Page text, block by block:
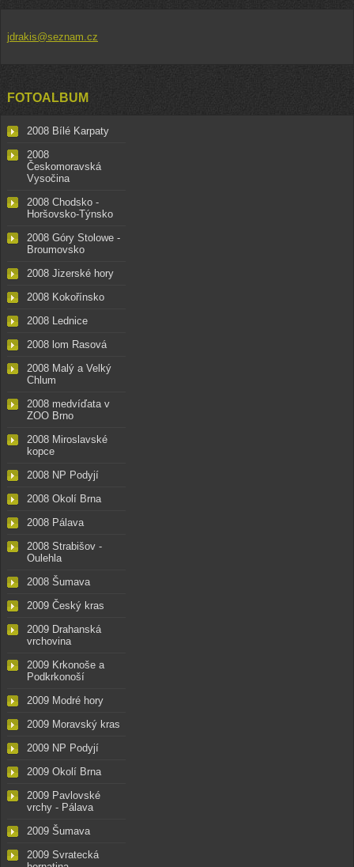
jdrakis@seznam.cz
FOTOALBUM
2008 Bílé Karpaty
2008
Českomoravská
Vysočina
2008 Chodsko -
Horšovsko-Týnsko
2008 Góry Stolowe -
Broumovsko
2008 Jizerské hory
2008 Kokořínsko
2008 Lednice
2008 lom Rasová
2008 Malý a Velký
Chlum
2008 medvíďata v
ZOO Brno
2008 Miroslavské
kopce
2008 NP Podyjí
2008 Okolí Brna
2008 Pálava
2008 Strabišov -
Oulehla
2008 Šumava
2009 Český kras
2009 Drahanská
vrchovina
2009 Krkonoše a
Podkrkonoší
2009 Modré hory
2009 Moravský kras
2009 NP Podyjí
2009 Okolí Brna
2009 Pavlovské
vrchy - Pálava
2009 Šumava
2009 Svratecká